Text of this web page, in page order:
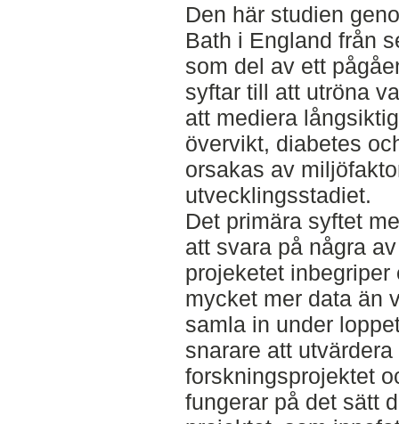
Den här studien
Bath i England från
som del av ett
syftar till att utröna
att mediera
övervikt, diabetes
orsakas av
utvecklingsstadiet.
Det primära syftet
att svara på några
projeketet
mycket mer data än
samla in under
snarare att
forskningsprojektet
fungerar på det sätt